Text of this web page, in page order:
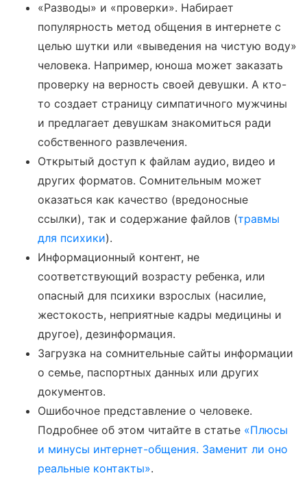
«Разводы» и «проверки». Набирает
популярность метод общения в интернете с
целью шутки или «выведения на чистую воду»
человека. Например, юноша может заказать
проверку на верность своей девушки. А кто-
то создает страницу симпатичного мужчины
и предлагает девушкам знакомиться ради
собственного развлечения.
Открытый доступ к файлам аудио, видео и
других форматов. Сомнительным может
оказаться как качество (вредоносные
ссылки), так и содержание файлов (травмы
для психики).
Информационный контент, не
соответствующий возрасту ребенка, или
опасный для психики взрослых (насилие,
жестокость, неприятные кадры медицины и
другое), дезинформация.
Загрузка на сомнительные сайты информации
о семье, паспортных данных или других
документов.
Ошибочное представление о человеке.
Подробнее об этом читайте в статье «Плюсы
и минусы интернет-общения. Заменит ли оно
реальные контакты».